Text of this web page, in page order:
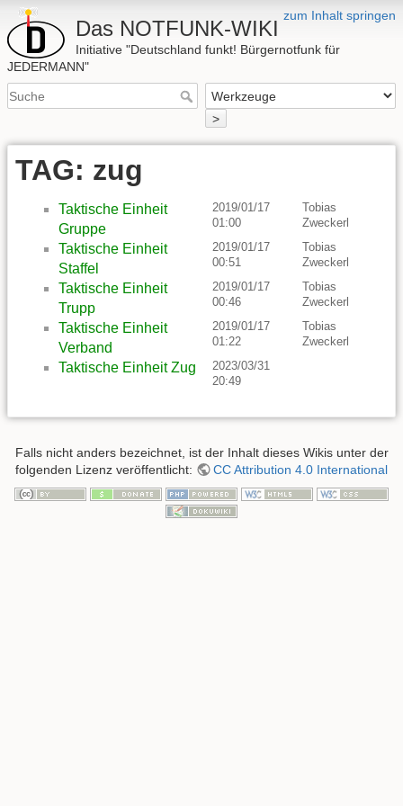
zum Inhalt springen
Das NOTFUNK-WIKI
Initiative "Deutschland funkt! Bürgernotfunk für
JEDERMANN"
>
TAG: zug
Taktische Einheit
Gruppe
2019/01/17
01:00
Tobias
Zweckerl
Taktische Einheit
Staffel
2019/01/17
00:51
Tobias
Zweckerl
Taktische Einheit
Trupp
2019/01/17
00:46
Tobias
Zweckerl
Taktische Einheit
Verband
2019/01/17
01:22
Tobias
Zweckerl
Taktische Einheit Zug
2023/03/31
20:49
Falls nicht anders bezeichnet, ist der Inhalt dieses Wikis unter der
folgenden Lizenz veröffentlicht:
CC Attribution 4.0 International